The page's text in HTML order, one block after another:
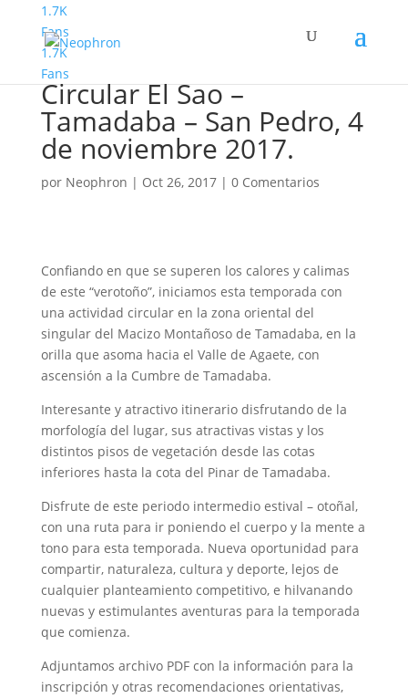
1.7K
Fans
1.7K
Fans
Macizo de Tamadaba.
Circular El Sao –
Tamadaba – San Pedro, 4
de noviembre 2017.
por Neophron | Oct 26, 2017| 0 Comentarios
Confiando en que se superen los calores y calimas
de este “verotoño”, iniciamos esta temporada con
una actividad circular en la zona oriental del
singular del Macizo Montañoso de Tamadaba, en la
orilla que asoma hacia el Valle de Agaete, con
ascensión a la Cumbre de Tamadaba.
Interesante y atractivo itinerario disfrutando de la
morfología del lugar, sus atractivas vistas y los
distintos pisos de vegetación desde las cotas
inferiores hasta la cota del Pinar de Tamadaba.
Disfrute de este periodo intermedio estival – otoñal,
con una ruta para ir poniendo el cuerpo y la mente a
tono para esta temporada. Nueva oportunidad para
compartir, naturaleza, cultura y deporte, lejos de
cualquier planteamiento competitivo, e hilvanando
nuevas y estimulantes aventuras para la temporada
que comienza.
Adjuntamos archivo PDF con la información para la
inscripción y otras recomendaciones orientativas,